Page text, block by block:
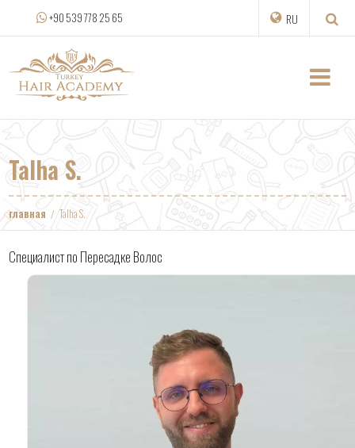
+90 539 778 25 65 RU
Talha S.
главная Talha S.
Специалист по Пересадке Волос